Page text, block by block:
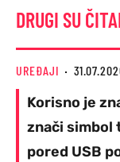
DRUGI SU
UREĐAJI
Korisno je
znači simbol
pored USB